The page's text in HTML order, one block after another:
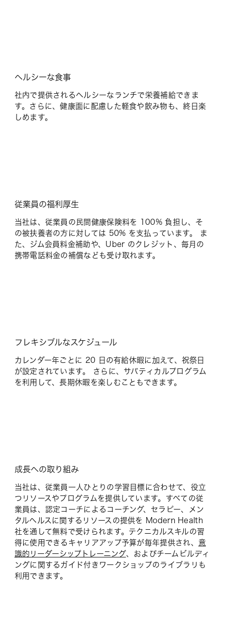
ヘルシーな食事
社内で提供されるヘルシーなランチで栄養補給できま
す。さらに、健康面に配慮した軽食や飲み物も、終日楽
しめます。
従業員の福利厚生
当社は、従業員の民間健康保険料を 100% 負担し、そ
の被扶養者の方に対しては 50% を支払っています。 ま
た、ジム会員料金補助や、Uber のクレジット、毎月の
携帯電話料金の補償なども受け取れます。
フレキシブルなスケジュール
カレンダー年ごとに 20 日の有給休暇に加えて、祝祭日
が設定されています。 さらに、サバティカルプログラム
を利用して、長期休暇を楽しむこともできます。
成長への取り組み
当社は、従業員一人ひとりの学習目標に合わせて、役立
つリソースやプログラムを提供しています。すべての従
業員は、認定コーチによるコーチング、セラピー、メン
タルヘルスに関するリソースの提供を Modern Health
社を通して無料で受けられます。テクニカルスキルの習
得に使用できるキャリアアップ予算が毎年提供され、 意
識的リーダーシップトレーニング、およびチームビルディ
ングに関するガイド付きワークショップのライブラリも
利用できます。